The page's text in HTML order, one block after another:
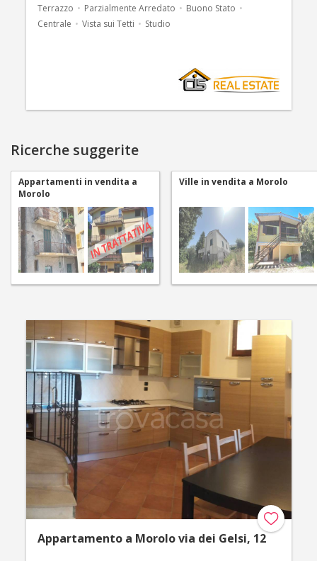
Terrazzo Parzialmente Arredato
Buono Stato
Centrale
Vista sui Tetti Studio
Ricerche suggerite
Appartamenti in vendita a
Morolo
Ville in vendita a Morolo
Appartamento a Morolo via dei Gelsi, 12